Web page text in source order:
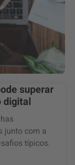
superar
digital
junto com a
típicos.